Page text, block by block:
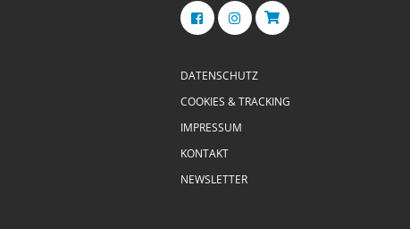
DATENSCHUTZ
COOKIES & TRACKING
IMPRESSUM
KONTAKT
NEWSLETTER